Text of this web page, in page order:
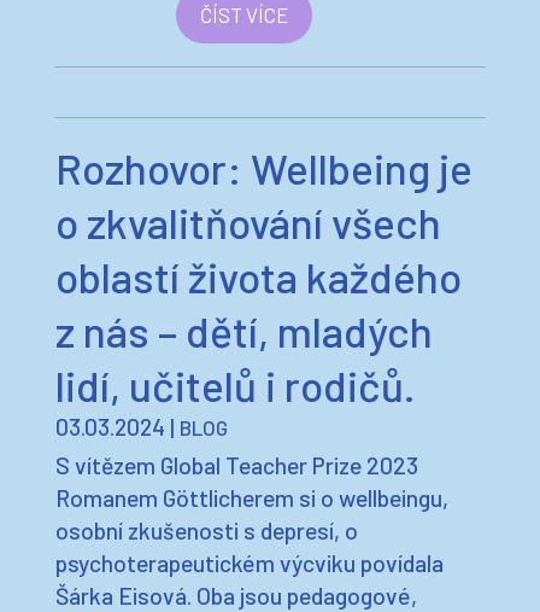
ČÍST VÍCE
Rozhovor: Wellbeing je
o zkvalitňování všech
oblastí života každého
z nás – dětí, mladých
lidí, učitelů i rodičů.
03.03.2024 | BLOG
S vítězem Global Teacher Prize 2023
Romanem Göttlicherem si o wellbeingu,
osobní zkušenosti s depresí, o
psychoterapeutickém výcviku povídala
Šárka Eisová. Oba jsou pedagogové,